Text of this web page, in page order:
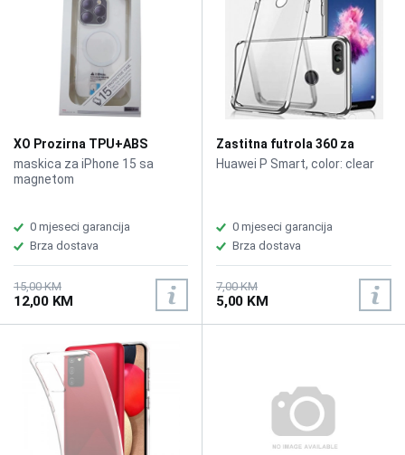
XO Prozirna TPU+ABS
maskica iPhone 15 sa
magnetom
maskica za iPhone 15 sa
magnetom
0 mjeseci garancija
Brza dostava
15,00 KM
12,00 KM
Zastitna futrola 360 za
Huawei P Smart
Huawei P Smart, color: clear
0 mjeseci garancija
Brza dostava
7,00 KM
5,00 KM